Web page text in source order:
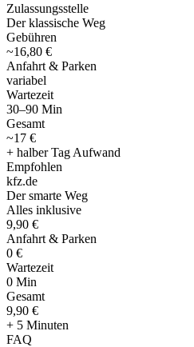
Zulassungsstelle
Der klassische Weg
Gebühren
~16,80 €
Anfahrt & Parken
variabel
Wartezeit
30–90 Min
Gesamt
~17 €
+ halber Tag Aufwand
Empfohlen
kfz.de
Der smarte Weg
Alles inklusive
9,90 €
Anfahrt & Parken
0 €
Wartezeit
0 Min
Gesamt
9,90 €
+ 5 Minuten
FAQ